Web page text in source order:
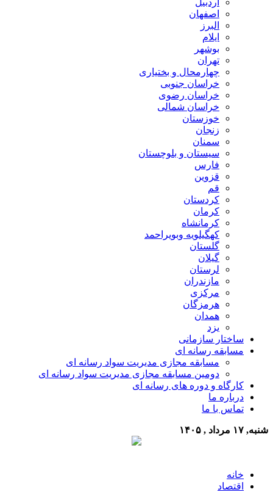
اردبیل
اصفهان
البرز
ایلام
بوشهر
تهران
چهارمحال و بختیاری
خراسان جنوبی
خراسان رضوی
خراسان شمالی
خوزستان
زنجان
سمنان
سیستان و بلوچستان
فارس
قزوین
قم
کردستان
کرمان
کرمانشاه
کهگیلویه وبویراحمد
گلستان
گیلان
لرستان
مازندران
مرکزی
هرمزگان
همدان
یزد
ساختار سازمانی
مسابقه رسانه ای
مسابقه مجازی مدیریت سواد رسانه ای
دومین مسابقه مجازی مدیریت سواد رسانه ای
کارگاه و دوره های رسانه ای
درباره ما
تماس با ما
شنبه, ۱۷ مرداد , ۱۴۰۵
خانه
اقتصاد